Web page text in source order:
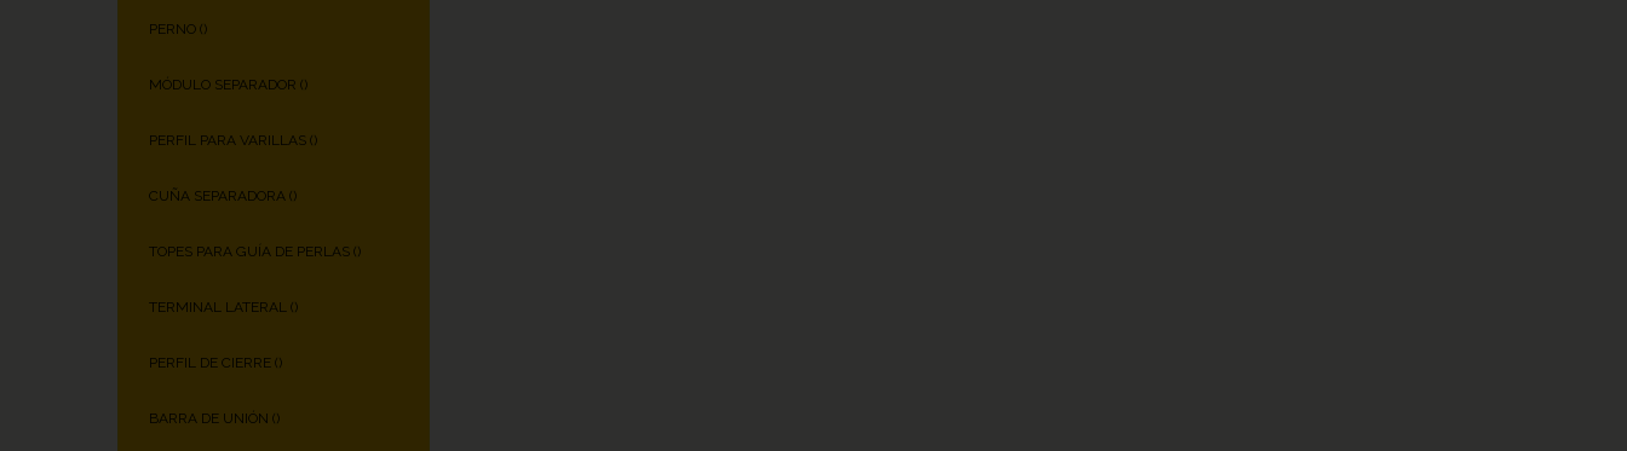
PERNO ()
MÓDULO SEPARADOR ()
PERFIL PARA VARILLAS ()
CUÑA SEPARADORA ()
TOPES PARA GUÍA DE PERLAS ()
TERMINAL LATERAL ()
PERFIL DE CIERRE ()
BARRA DE UNIÓN ()